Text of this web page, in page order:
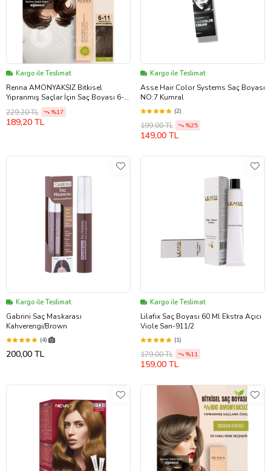
Kargo ile Teslimat
Renna AMONYAKSIZ Bitkisel
Yıpranmış Saçlar İçin Saç Boyası 6-
11 YOĞUN KOYU KÜLLÜ KUMRAL
60ml
229,20 TL %17
189,20 TL
Kargo ile Teslimat
Asse Hair Color Systems Saç Boyası
NO:7 Kumral
(2)
199,00 TL %25
149,00 TL
Kargo ile Teslimat
Gabrini Saç Maskarası
Kahverengi/Brown
(4)
200,00 TL
Kargo ile Teslimat
Lilafix Saç Boyası 60 Ml Ekstra Açıcı
Viole Sarı-911/2
(1)
179,00 TL %11
159,00 TL